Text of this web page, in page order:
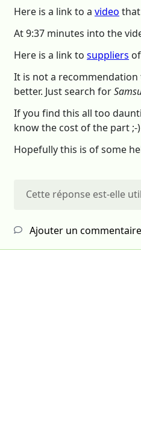
Here is a link to a video
At 9:37 minutes into the
Here is a link to suppliers
It is not a
better. Just search for
If you find this all too
know the cost of the part ;-)
Hopefully this is of some
Cette réponse est-elle
Ajouter un commentaire